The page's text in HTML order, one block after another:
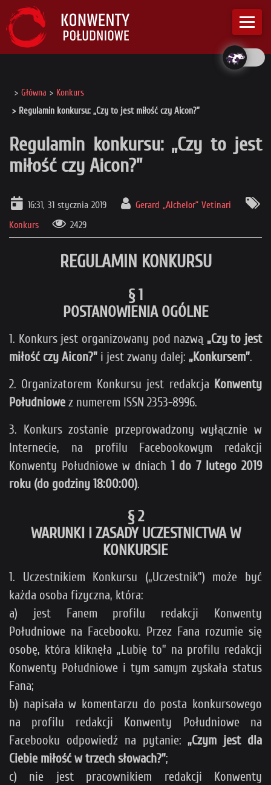
Główna
Konkurs
Regulamin konkursu: „Czy to jest miłość czy Aicon?”
Regulamin konkursu: „Czy to jest
miłość czy Aicon?”
16:31, 31 stycznia 2019
Gerard „Alchelor” Vetinari
Konkurs
2429
REGULAMIN KONKURSU
§ 1
POSTANOWIENIA OGÓLNE
1. Konkurs jest organizowany pod nazwą „Czy to jest
miłość czy Aicon?” i jest zwany dalej: „Konkursem”.
2. Organizatorem Konkursu jest redakcja Konwenty
Południowe z numerem ISSN 2353-8996.
3. Konkurs zostanie przeprowadzony wyłącznie w
Internecie, na profilu Facebookowym redakcji
Konwenty Południowe w dniach 1 do 7 lutego 2019
roku (do godziny 18:00:00).
§ 2
WARUNKI I ZASADY UCZESTNICTWA W
KONKURSIE
1. Uczestnikiem Konkursu („Uczestnik”) może być
każda osoba fizyczna, która:
a) jest Fanem profilu redakcji Konwenty
Południowe na Facebooku. Przez Fana rozumie się
osobę, która kliknęła „Lubię to” na profilu redakcji
Konwenty Południowe i tym samym zyskała status
Fana;
b) napisała w komentarzu do posta konkursowego
na profilu redakcji Konwenty Południowe na
Facebooku odpowiedź na pytanie:„Czym jest dla
Ciebie miłość w trzech słowach?”;
c) nie jest pracownikiem redakcji Konwenty